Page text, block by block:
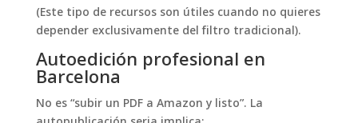
(Este tipo de recursos son útiles cuando no quieres
depender exclusivamente del filtro tradicional).
Autoedición profesional en
Barcelona
No es “subir un PDF a Amazon y listo”. La